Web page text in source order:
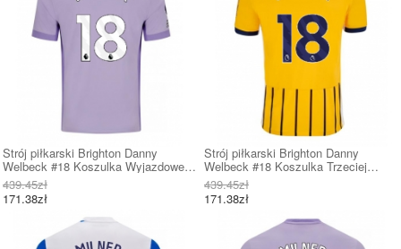
Strój piłkarski Brighton Danny
Welbeck #18 Koszulka Wyjazdowej
2025-26 Krótki Rękaw
439.45zł
171.38zł
Strój piłkarski Brighton Danny
Welbeck #18 Koszulka Trzeciej
2025-26 Krótki Rękaw
439.45zł
171.38zł